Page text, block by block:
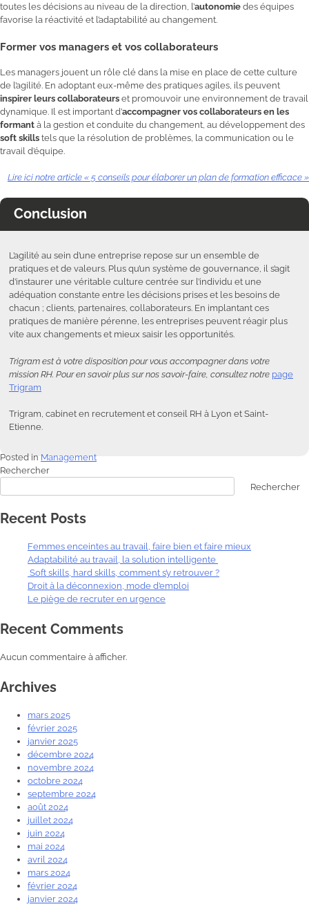
toutes les décisions au niveau de la direction, l’autonomie des équipes
favorise la réactivité et l’adaptabilité au changement.
Former vos managers et vos collaborateurs
Les managers jouent un rôle clé dans la mise en place de cette culture
de l’agilité. En adoptant eux-même des pratiques agiles, ils peuvent
inspirer leurs collaborateurs et promouvoir une environnement de travail
dynamique. Il est important d’accompagner vos collaborateurs en les
formant à la gestion et conduite du changement, au développement des
soft skills tels que la résolution de problèmes, la communication ou le
travail d’équipe.
Lire ici notre article « 5 conseils pour élaborer un plan de formation efficace »
Conclusion
L’agilité au sein d’une entreprise repose sur un ensemble de
pratiques et de valeurs. Plus qu’un système de gouvernance, il s’agit
d’instaurer une véritable culture centrée sur l’individu et une
adéquation constante entre les décisions prises et les besoins de
chacun ; clients, partenaires, collaborateurs. En implantant ces
pratiques de manière pérenne, les entreprises peuvent réagir plus
vite aux changements et mieux saisir les opportunités.
Trigram est à votre disposition pour vous accompagner dans votre
mission RH. Pour en savoir plus sur nos savoir-faire, consultez notre page
Trigram
Trigram, cabinet en recrutement et conseil RH à Lyon et Saint-
Etienne.
Posted in Management
Rechercher
Rechercher
Recent Posts
Femmes enceintes au travail, faire bien et faire mieux
Adaptabilité au travail, la solution intelligente
Soft skills, hard skills, comment s’y retrouver ?
Droit à la déconnexion, mode d’emploi
Le piège de recruter en urgence
Recent Comments
Aucun commentaire à afficher.
Archives
mars 2025
février 2025
janvier 2025
décembre 2024
novembre 2024
octobre 2024
septembre 2024
août 2024
juillet 2024
juin 2024
mai 2024
avril 2024
mars 2024
février 2024
janvier 2024